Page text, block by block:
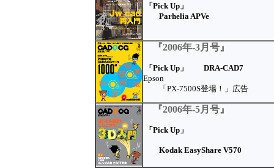
「Pick Up」
Parhelia APVe
『2006年-3月号』
「Pick Up」 DRA-CAD7
Epson
「PX-7500S登場！」広告
『2006年-5月号』
「Pick Up」
Kodak EasyShare V570